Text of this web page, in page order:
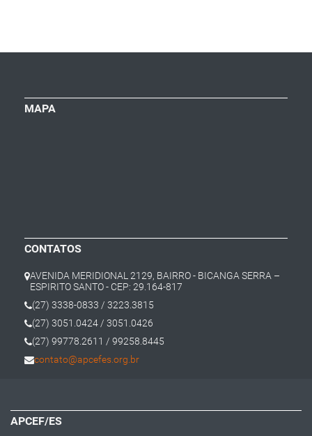
MAPA
CONTATOS
AVENIDA MERIDIONAL 2129, BAIRRO - BICANGA SERRA –
ESPIRITO SANTO - CEP: 29.164-817
(27) 3338-0833 / 3223.3815
(27) 3051.0424 / 3051.0426
(27) 99778.2611 / 99258.8445
contato@apcefes.org.br
APCEF/ES